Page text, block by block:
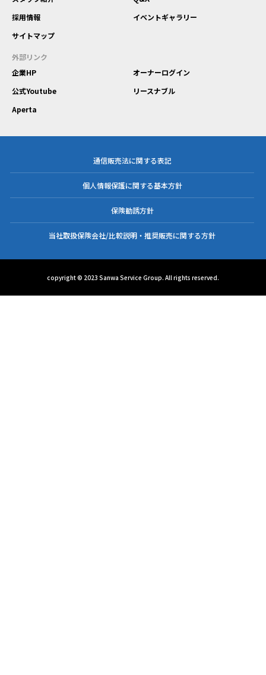
採用情報
イベントギャラリー
サイトマップ
外部リンク
企業HP
オーナーログイン
公式Youtube
リースナブル
Aperta
通信販売法に関する表記
個人情報保護に関する基本方針
保険勧誘方針
当社取扱保険会社/比較説明・推奨販売に関する方針
copyright © 2023 Sanwa Service Group. All rights reserved.